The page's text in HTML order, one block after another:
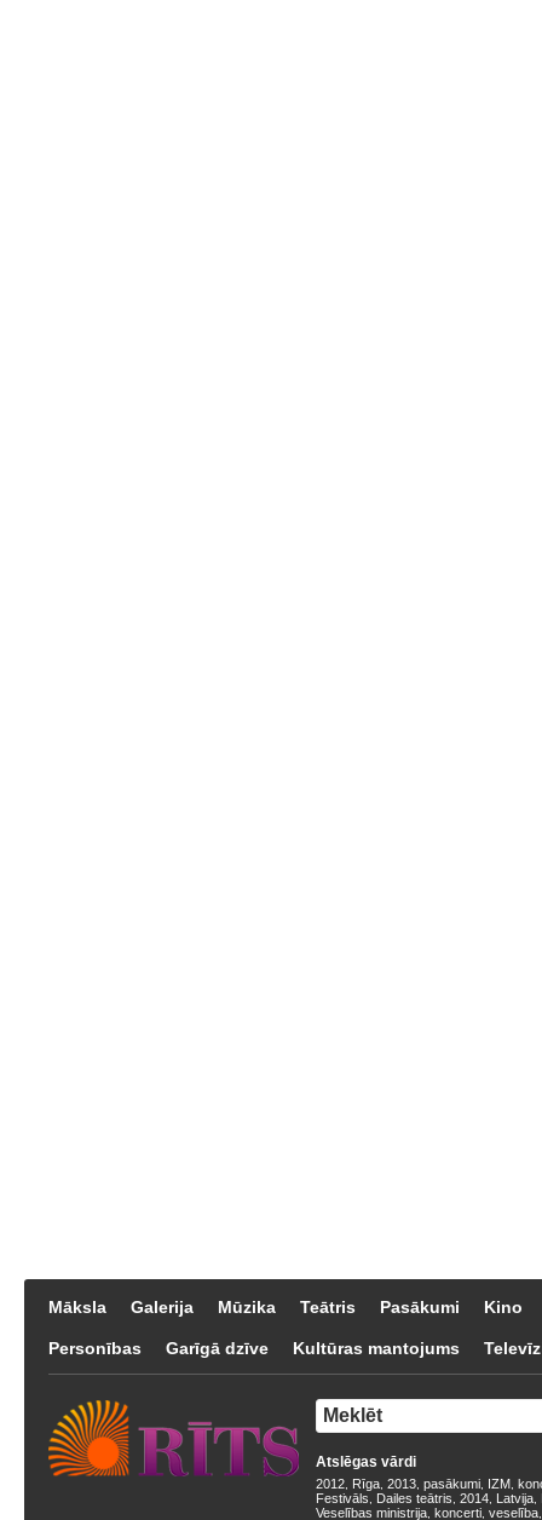
Māksla Galerija Mūzika Teātris Pasākumi Kino
Personības Garīgā dzīve Kultūras mantojums
Atslēgas vārdi
2012 Rīga 2013 pasākumi IZM
Festivāls
Dailes teātris 2014 Latvija
Veselības ministrija koncerti veselība